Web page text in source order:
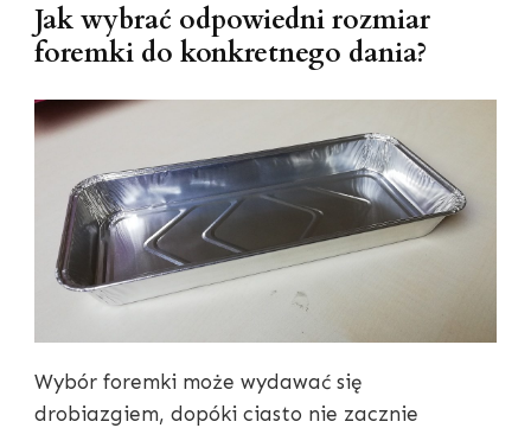
Jak wybrać odpowiedni rozmiar
foremki do konkretnego dania?
Wybór foremki może wydawać się
drobiazgiem, dopóki ciasto nie zacznie